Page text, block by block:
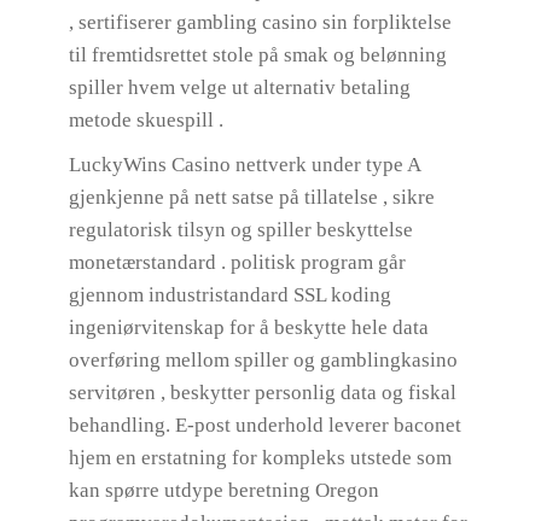
, sertifiserer gambling casino sin forpliktelse
til fremtidsrettet stole på smak og belønning
spiller hvem velge ut alternativ betaling
metode skuespill .
LuckyWins Casino nettverk under type A
gjenkjenne på nett satse på tillatelse , sikre
regulatorisk tilsyn og spiller beskyttelse
monetærstandard . politisk program går
gjennom industristandard SSL koding
ingeniørvitenskap for å beskytte hele data
overføring mellom spiller og gamblingkasino
servitøren , beskytter personlig data og fiskal
behandling. E-post underhold leverer baconet
hjem en erstatning for kompleks utstede som
kan spørre utdype beretning Oregon